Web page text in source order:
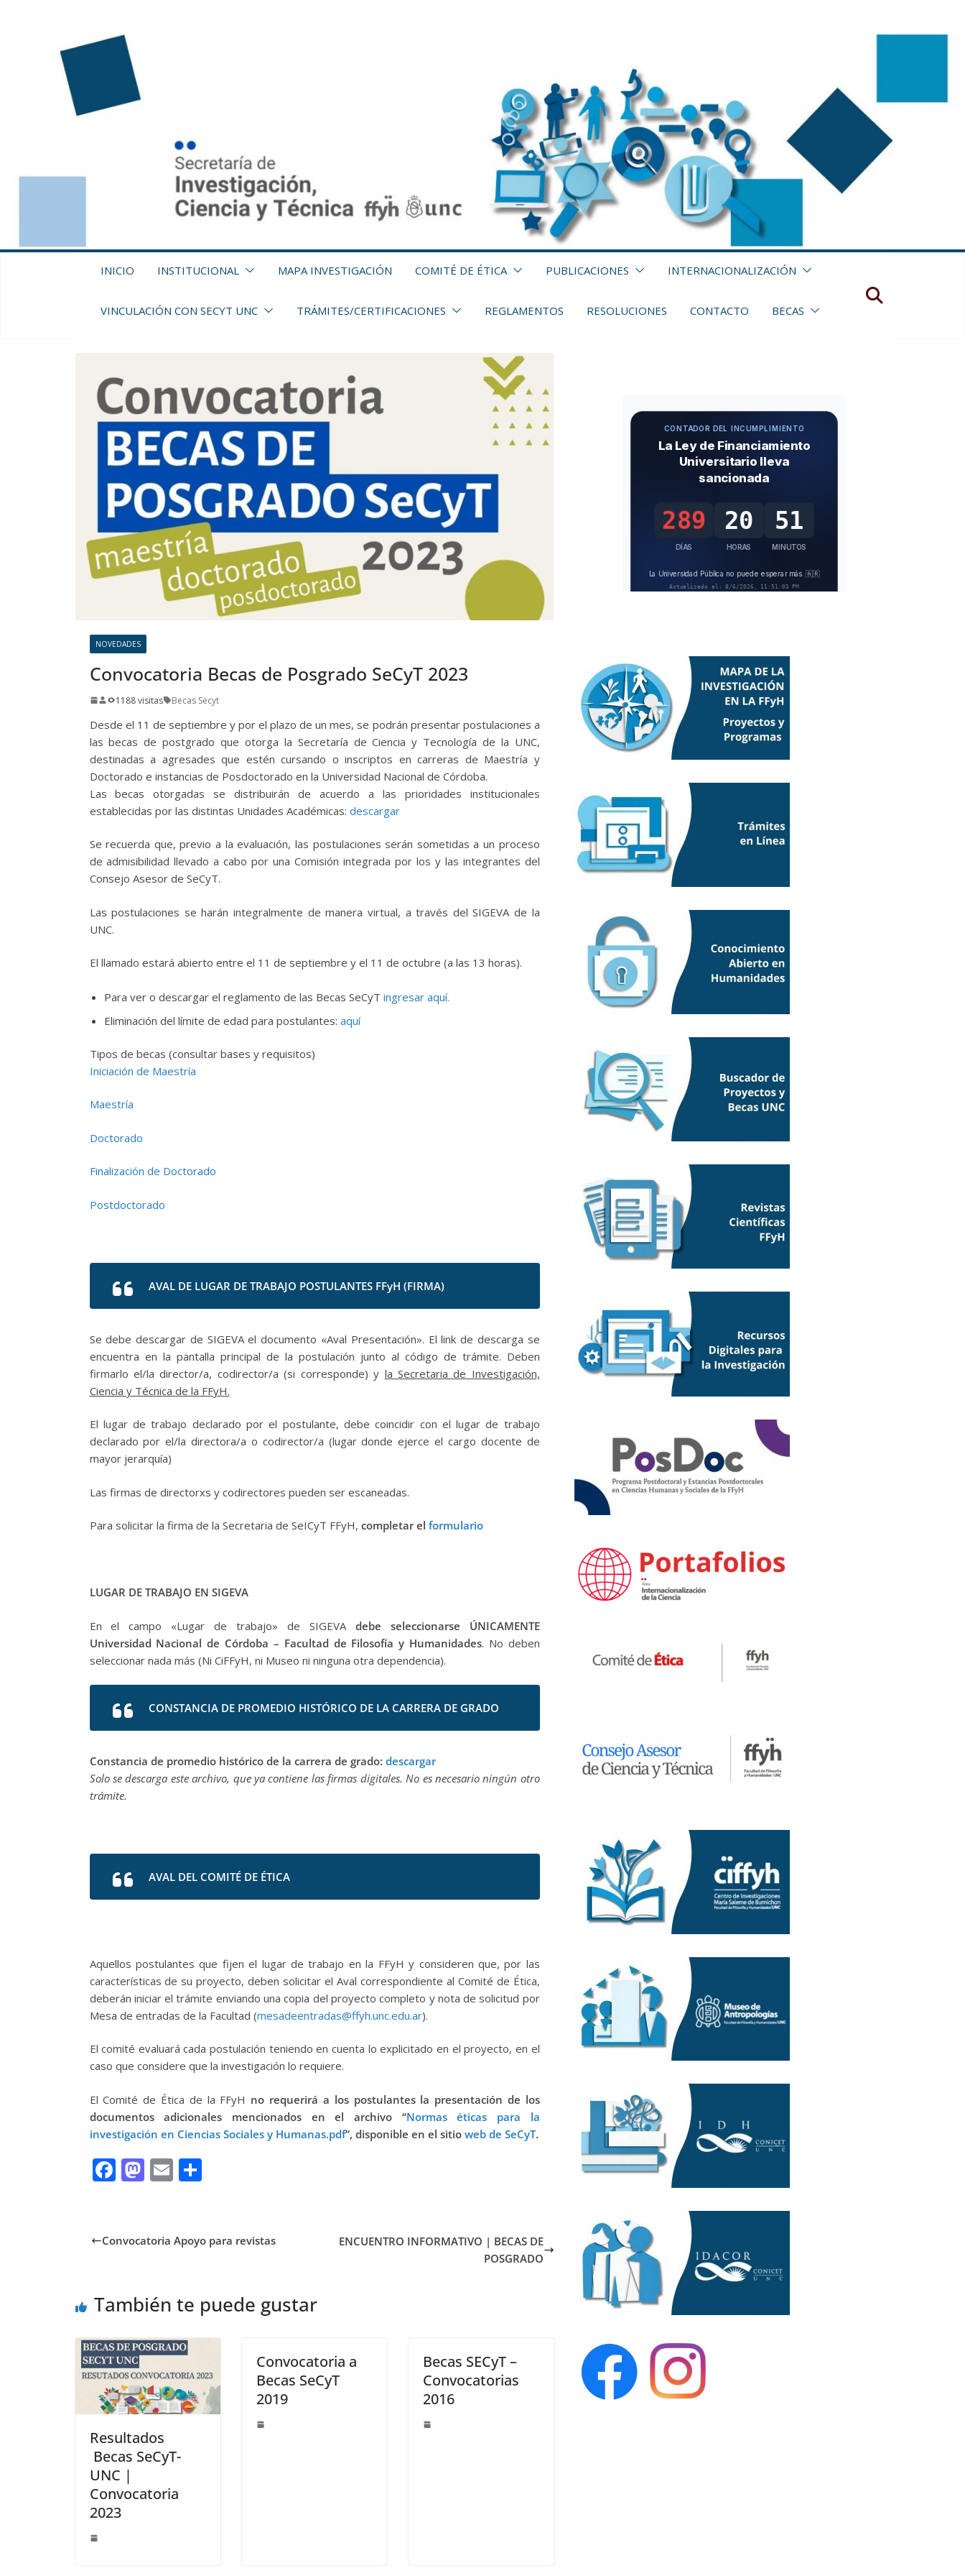
INICIO INSTITUCIONAL MAPA INVESTIGACIÓN COMITÉ DE ÉTICA PUBLICACIONES INTERNACIONALIZACIÓN
VINCULACIÓN CON SECYT UNC TRÁMITES/CERTIFICACIONES REGLAMENTOS RESOLUCIONES CONTACTO BECAS
NOVEDADES
Convocatoria Becas de Posgrado SeCyT 2023
1188 visitas Becas Secyt
Desde el 11 de septiembre y por el plazo de un mes, se podrán presentar postulaciones a
las becas de postgrado que otorga la Secretaría de Ciencia y Tecnología de la UNC,
destinadas a agresades que estén cursando o inscriptos en carreras de Maestría y
Doctorado e instancias de Posdoctorado en la Universidad Nacional de Córdoba.
Las becas otorgadas se distribuirán de acuerdo a las prioridades institucionales
establecidas por las distintas Unidades Académicas: descargar
Se recuerda que, previo a la evaluación, las postulaciones serán sometidas a un proceso
de admisibilidad llevado a cabo por una Comisión integrada por los y las integrantes del
Consejo Asesor de SeCyT.
Las postulaciones se harán integralmente de manera virtual, a través del SIGEVA de la
UNC.
El llamado estará abierto entre el 11 de septiembre y el 11 de octubre (a las 13 horas).
Para ver o descargar el reglamento de las Becas SeCyT ingresar aquí.
Eliminación del límite de edad para postulantes: aquí
Tipos de becas (consultar bases y requisitos)
Iniciación de Maestría
Maestría
Doctorado
Finalización de Doctorado
Postdoctorado
AVAL DE LUGAR DE TRABAJO POSTULANTES FFyH (FIRMA)
Se debe descargar de SIGEVA el documento «Aval Presentación». El link de descarga se
encuentra en la pantalla principal de la postulación junto al código de trámite. Deben
firmarlo el/la director/a, codirector/a (si corresponde) y la Secretaria de Investigación,
Ciencia y Técnica de la FFyH.
El lugar de trabajo declarado por el postulante, debe coincidir con el lugar de trabajo
declarado por el/la directora/a o codirector/a (lugar donde ejerce el cargo docente de
mayor jerarquía)
Las firmas de directorxs y codirectores pueden ser escaneadas.
Para solicitar la firma de la Secretaria de SeICyT FFyH, completar el formulario
LUGAR DE TRABAJO EN SIGEVA
En el campo «Lugar de trabajo» de SIGEVA debe seleccionarse
ÚNICAMENTE
Universidad Nacional de Córdoba – Facultad de Filosofía y Humanidades. No deben
seleccionar nada más (Ni CiFFyH, ni Museo ni ninguna otra dependencia).
CONSTANCIA DE PROMEDIO HISTÓRICO DE LA CARRERA DE GRADO
Constancia de promedio histórico de la carrera de grado: descargar
Solo se descarga este archivo, que ya contiene las firmas digitales. No es necesario ningún otro
trámite.
AVAL DEL COMITÉ DE ÉTICA
Aquellos postulantes que fijen el lugar de trabajo en la FFyH y consideren que, por las
características de su proyecto, deben solicitar el Aval correspondiente al Comité de Ética,
deberán iniciar el trámite enviando una copia del proyecto completo y nota de solicitud por
Mesa de entradas de la Facultad (mesadeentradas@ffyh.unc.edu.ar).
El comité evaluará cada postulación teniendo en cuenta lo explicitado en el proyecto, en el
caso que considere que la investigación lo requiere.
El Comité de Ética de la FFyH no requerirá a los postulantes la presentación de los
documentos adicionales mencionados en el archivo “Normas éticas para la
investigación en Ciencias Sociales y Humanas.pdf”, disponible en el sitio web de SeCyT.
F
b
k
M
d
E
l
C
p
r
Convocatoria Apoyo para revistas
ENCUENTRO INFORMATIVO | BECAS DE
POSGRADO
También te puede gustar
Resultados
Becas SeCyT-
UNC |
Convocatoria
2023
Convocatoria a
Becas SeCyT
2019
Becas SECyT –
Convocatorias
2016